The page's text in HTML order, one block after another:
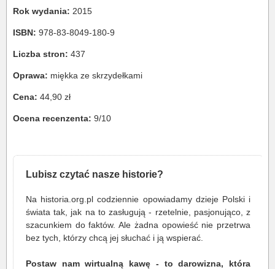
Rok wydania: 2015
ISBN: 978-83-8049-180-9
Liczba stron: 437
Oprawa: miękka ze skrzydełkami
Cena: 44,90 zł
Ocena recenzenta: 9/10
Lubisz czytać nasze historie?
Na historia.org.pl codziennie opowiadamy dzieje Polski i
świata tak, jak na to zasługują - rzetelnie, pasjonująco, z
szacunkiem do faktów. Ale żadna opowieść nie przetrwa
bez tych, którzy chcą jej słuchać i ją wspierać.
Postaw nam wirtualną kawę - to darowizna, która